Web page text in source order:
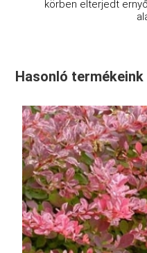
körben elterjedt
Hasonló termékeink